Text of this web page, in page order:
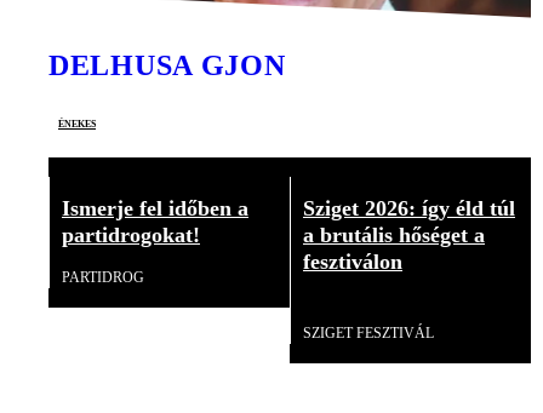
DELHUSA GJON
énekes
Ismerje fel időben a
partidrogokat!
PARTIDROG
Sziget 2026: így éld túl
a brutális hőséget a
fesztiválon
SZIGET FESZTIVÁL